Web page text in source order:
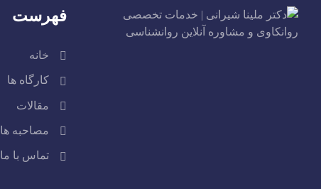
فهرست
خانه
کارگاه ها
مقالات
مصاحبه ها
تماس با ما